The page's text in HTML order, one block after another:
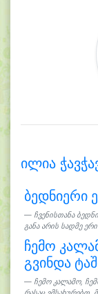
ილია
ბედნიერი
ჩვენისთანა
განა არის სადმე
ჩემო
გვინდა
ჩემო კალამო,